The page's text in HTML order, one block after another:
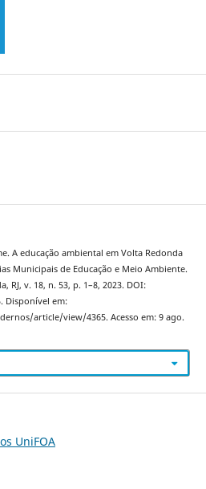
A educação ambiental em Volta Redonda
Municipais de Educação e Meio Ambiente.
RJ, v. 18, n. 53, p. 1–8, 2023. DOI:
Disponível em:
article/view/4365. Acesso em: 9 ago.
UniFOA